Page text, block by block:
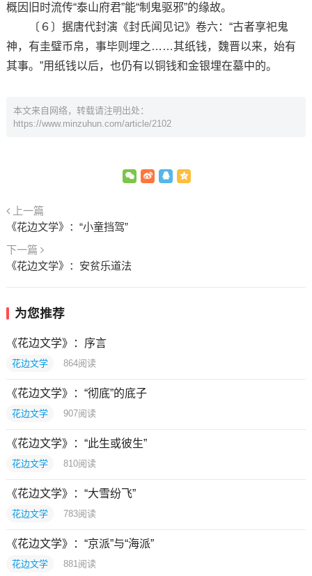
概因旧时流传“泰山府君”能“制鬼驱邪”的缘故。
〔６〕据唐代封演《封氏闻见记》卷六：“古者享祀鬼
神，有圭璧币帛，事毕则埋之……其纸钱，魏晋以来，始有
其事。”用纸钱以后，也仍有以铜钱和金银埋在墓中的。
本文来自网络，转载请注明出处：
https://www.minzuhun.com/article/2102
上一篇
《花边文学》：“小童挡驾”
下一篇
《花边文学》：安贫乐道法
为您推荐
《花边文学》：序言
花边文学 864阅读
《花边文学》：“彻底”的底子
花边文学 907阅读
《花边文学》：“此生或彼生”
花边文学 810阅读
《花边文学》：“大雪纷飞”
花边文学 783阅读
《花边文学》：“京派”与“海派”
花边文学 881 阅读